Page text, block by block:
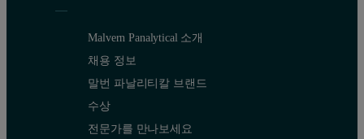
Malvern Panalytical 소개
채용 정보
말번 파날리티칼 브랜드
수상
전문가를 만나보세요